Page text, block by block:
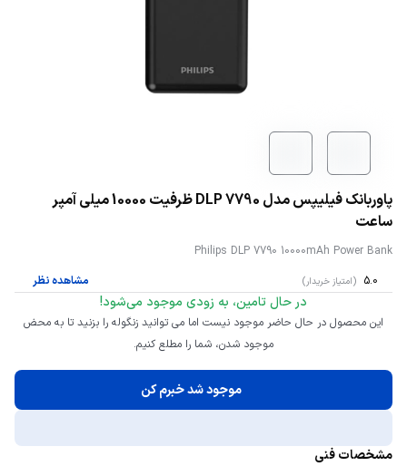
پاوربانک فیلیپس مدل DLP 7790 ظرفیت 10000 میلی آمپر
ساعت
Philips DLP 7790 10000mAh Power Bank
5.0 (امتیاز خریدار) مشاهدهنظر
در حال تامین، به زودی موجود می‌شود!
این محصول در حال حاضر موجود نیست اما می توانید زنگوله را بزنید تا به محض
موجود شدن، شما را مطلع کنیم.
موجود شد خبرم کن
مشخصات فنی